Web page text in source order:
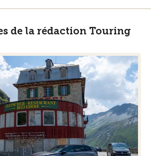
de la rédaction Touring